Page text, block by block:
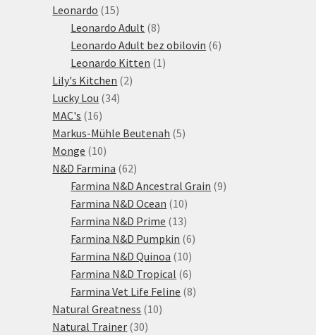
Leonardo 1515
produktů
Leonardo Adult 88
produktů
Leonardo Adult bez obilovin 66
Leonardo Kitten 1 1
Lily's Kitchen 22
Lucky Lou 3434
MAC's 1616
produktů
Markus-Mühle Beutenah 55
Monge 1010
produktů
N&D Farmina 6262
produktů
Farmina N&D Ancestral Grain 99
Farmina N&D Ocean 1010
produktů
Farmina N&D Prime 1313
produktů
Farmina N&D Pumpkin 66
Farmina N&D Quinoa 1010
produktů
Farmina N&D Tropical 66
produktů
Farmina Vet Life Feline 88
Natural Greatness 1010
Natural Trainer 3030